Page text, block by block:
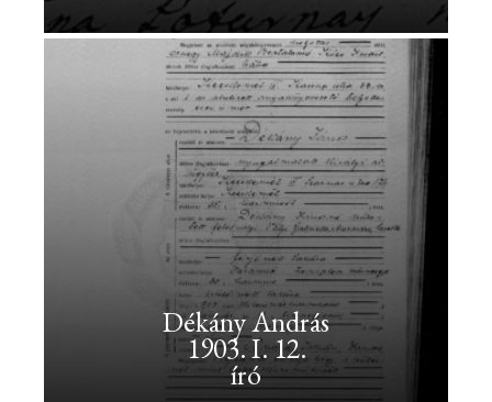
17.
<br>honvéd
tábornok,
Dékány András
1903. I. 12.
író